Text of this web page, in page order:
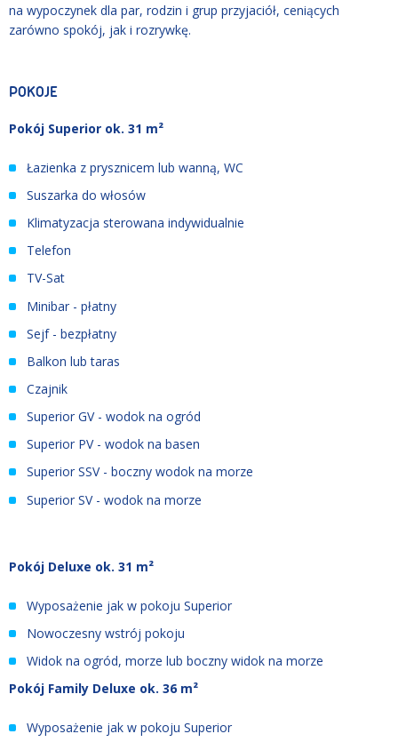
na wypoczynek dla par, rodzin i grup przyjaciół, ceniących
zarówno spokój, jak i rozrywkę.
POKOJE
Pokój Superior ok. 31 m²
Łazienka z prysznicem lub wanną, WC
Suszarka do włosów
Klimatyzacja sterowana indywidualnie
Telefon
TV-Sat
Minibar - płatny
Sejf - bezpłatny
Balkon lub taras
Czajnik
Superior GV - wodok na ogród
Superior PV - wodok na basen
Superior SSV - boczny wodok na morze
Superior SV - wodok na morze
Pokój Deluxe ok. 31 m²
Wyposażenie jak w pokoju Superior
Nowoczesny wstrój pokoju
Widok na ogród, morze lub boczny widok na morze
Pokój Family Deluxe ok. 36 m²
Wyposażenie jak w pokoju Superior